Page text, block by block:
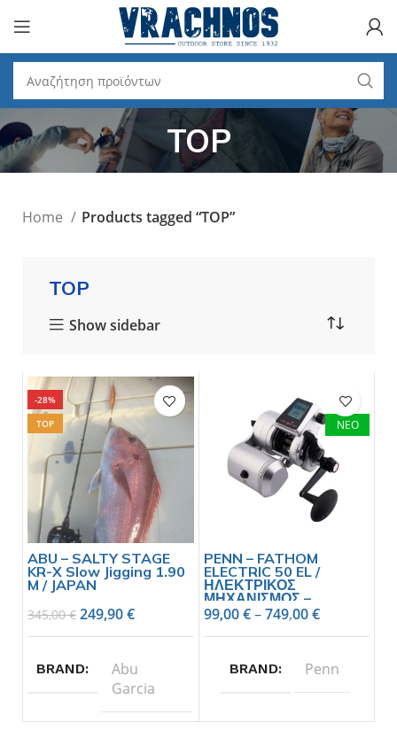
TOP
Home Products tagged “TOP”
TOP
Show sidebar
-28%
TOP
ABU – SALTY STAGE
KR-X Slow Jigging 1.90
M / JAPAN
345,00€ 249,90€
BRAND
Abu
Garcia
ΝΕΟ
PENN – FATHOM
ELECTRIC 50 EL /
ΗΛΕΚΤΡΙΚΟΣ
ΜΗΧΑΝΙΣΜΟΣ –
ANAMENETAI
99,00€–749,00€
BRAND Penn